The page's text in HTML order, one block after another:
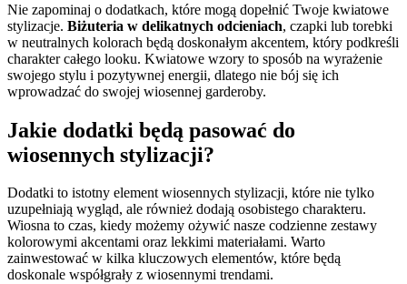
Nie zapominaj o dodatkach, które mogą dopełnić Twoje kwiatowe
stylizacje. Biżuteria w delikatnych odcieniach, czapki lub torebki
w neutralnych kolorach będą doskonałym akcentem, który podkreśli
charakter całego looku. Kwiatowe wzory to sposób na wyrażenie
swojego stylu i pozytywnej energii, dlatego nie bój się ich
wprowadzać do swojej wiosennej garderoby.
Jakie dodatki będą pasować do
wiosennych stylizacji?
Dodatki to istotny element wiosennych stylizacji, które nie tylko
uzupełniają wygląd, ale również dodają osobistego charakteru.
Wiosna to czas, kiedy możemy ożywić nasze codzienne zestawy
kolorowymi akcentami oraz lekkimi materiałami. Warto
zainwestować w kilka kluczowych elementów, które będą
doskonale współgrały z wiosennymi trendami.